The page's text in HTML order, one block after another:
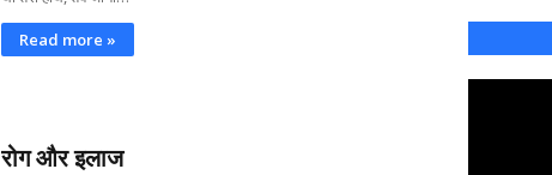
Read more »
रोग और इलाज